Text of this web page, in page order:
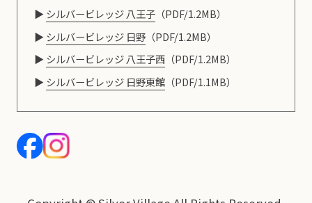
シルバービレッジ 八王子（PDF/1.2MB）
シルバービレッジ 日野（PDF/1.2MB）
シルバービレッジ 八王子西（PDF/1.2MB）
シルバービレッジ 日野東館（PDF/1.1MB）